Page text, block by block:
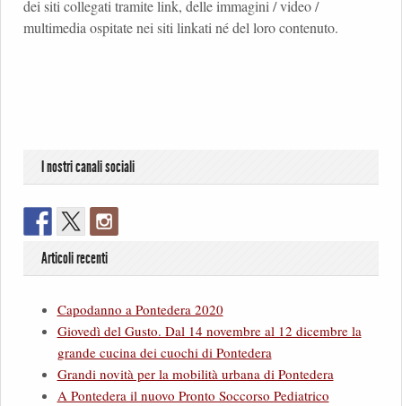
dei siti collegati tramite link, delle immagini / video /
multimedia ospitate nei siti linkati né del loro contenuto.
I nostri canali sociali
Articoli recenti
Capodanno a Pontedera 2020
Giovedì del Gusto. Dal 14 novembre al 12 dicembre la
grande cucina dei cuochi di Pontedera
Grandi novità per la mobilità urbana di Pontedera
A Pontedera il nuovo Pronto Soccorso Pediatrico